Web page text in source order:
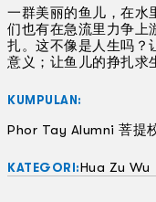
一群美丽的鱼儿，在水
们也有在急流里力争上
扎。这不像是人生吗？
意义；让鱼儿的挣扎求
KUMPULAN:
Phor Tay Alumni 菩提
KATEGORI:Hua Zu Wu